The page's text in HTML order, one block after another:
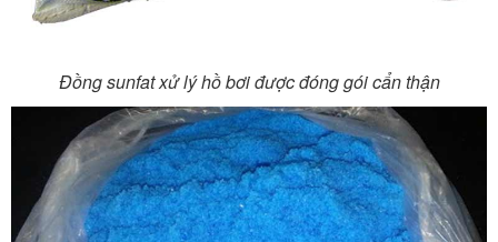
Đồng sunfat xử lý hồ bơi được đóng gói cẩn thận